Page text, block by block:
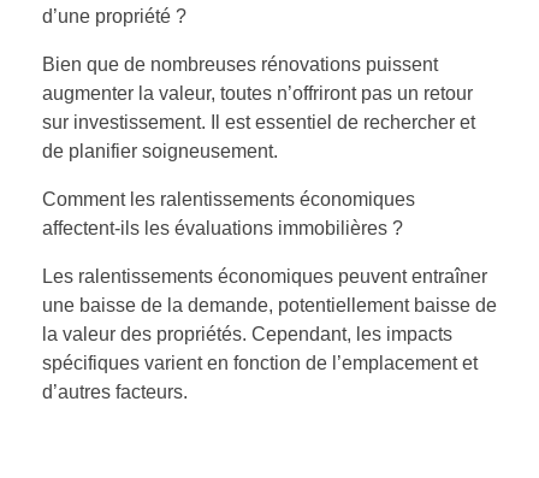
d’une propriété ?
Bien que de nombreuses rénovations puissent
augmenter la valeur, toutes n’offriront pas un retour
sur investissement. Il est essentiel de rechercher et
de planifier soigneusement.
Comment les ralentissements économiques
affectent-ils les évaluations immobilières ?
Les ralentissements économiques peuvent entraîner
une baisse de la demande, potentiellement baisse de
la valeur des propriétés. Cependant, les impacts
spécifiques varient en fonction de l’emplacement et
d’autres facteurs.